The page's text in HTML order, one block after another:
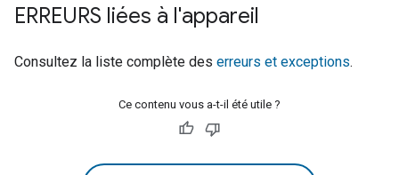
ERREURS liées à l'appareil
Consultez la liste complète des erreurs et exceptions.
Ce contenu vous a-t-il été utile ?